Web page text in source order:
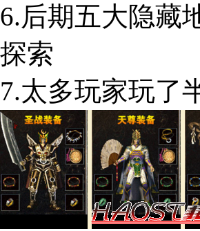
6.后期五大隐藏
探索
7.太多玩家玩了